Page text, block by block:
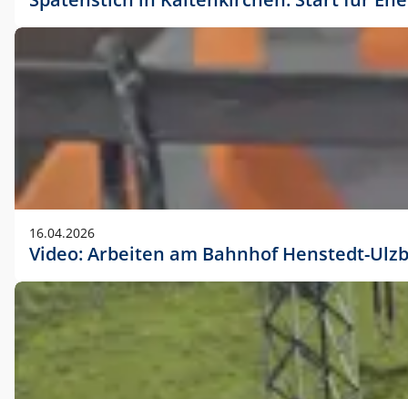
16.04.2026
Video: Arbeiten am Bahnhof Henstedt-